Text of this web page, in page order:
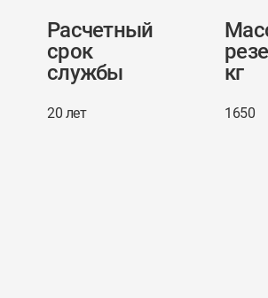
Расчетный
срок
службы
20 лет
кг
1650